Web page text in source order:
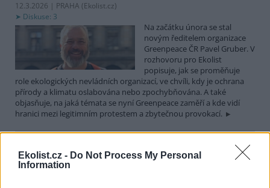
Ekolist.cz - Do Not Process My Personal
Information
12.3.2026 | PRAHA (Ekolist.cz)
Diskuse: 3
Na začátku února se stal
novým ředitelem organizace
Greenpeace ČR Pavel Gruber. V
rozhovoru pro Ekolist
popisuje, jak se proměňuje
role ekologických nevládních organizací, ve chvíli, kdy je ochrana
přírody a klimatu oslabována nebo zpochybňována. A také
objasňuje, na jaká témata se nyní Greenpeace zaměří a kde vidí
hranici mezi legitimním protestem a zbytečnou provokací.
Martin Nawrath: I v případě environmentálního žalu
platí, že sdílená bolest je poloviční bolest